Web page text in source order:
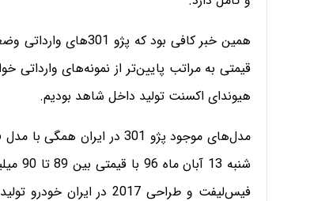
همین خبر کافی بود
قیمتی به مراتب پایین‌تر از نمونه‌های
هیوندای اکسنت تولید داخل شاهد بودیم.